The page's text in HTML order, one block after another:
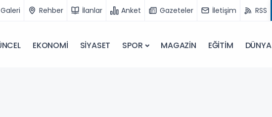
Galeri Rehber İlanlar Anket Gazeteler İletişim RSS
EKONOMİ SİYASET SPOR MAGAZİN EĞİTİM DÜNYA